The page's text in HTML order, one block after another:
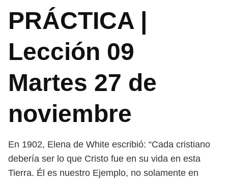
PRÁCTICA |
Lección 09
Martes 27 de
noviembre
En 1902, Elena de White escribió: “Cada cristiano
debería ser lo que Cristo fue en su vida en esta
Tierra. Él es nuestro Ejemplo, no solamente en